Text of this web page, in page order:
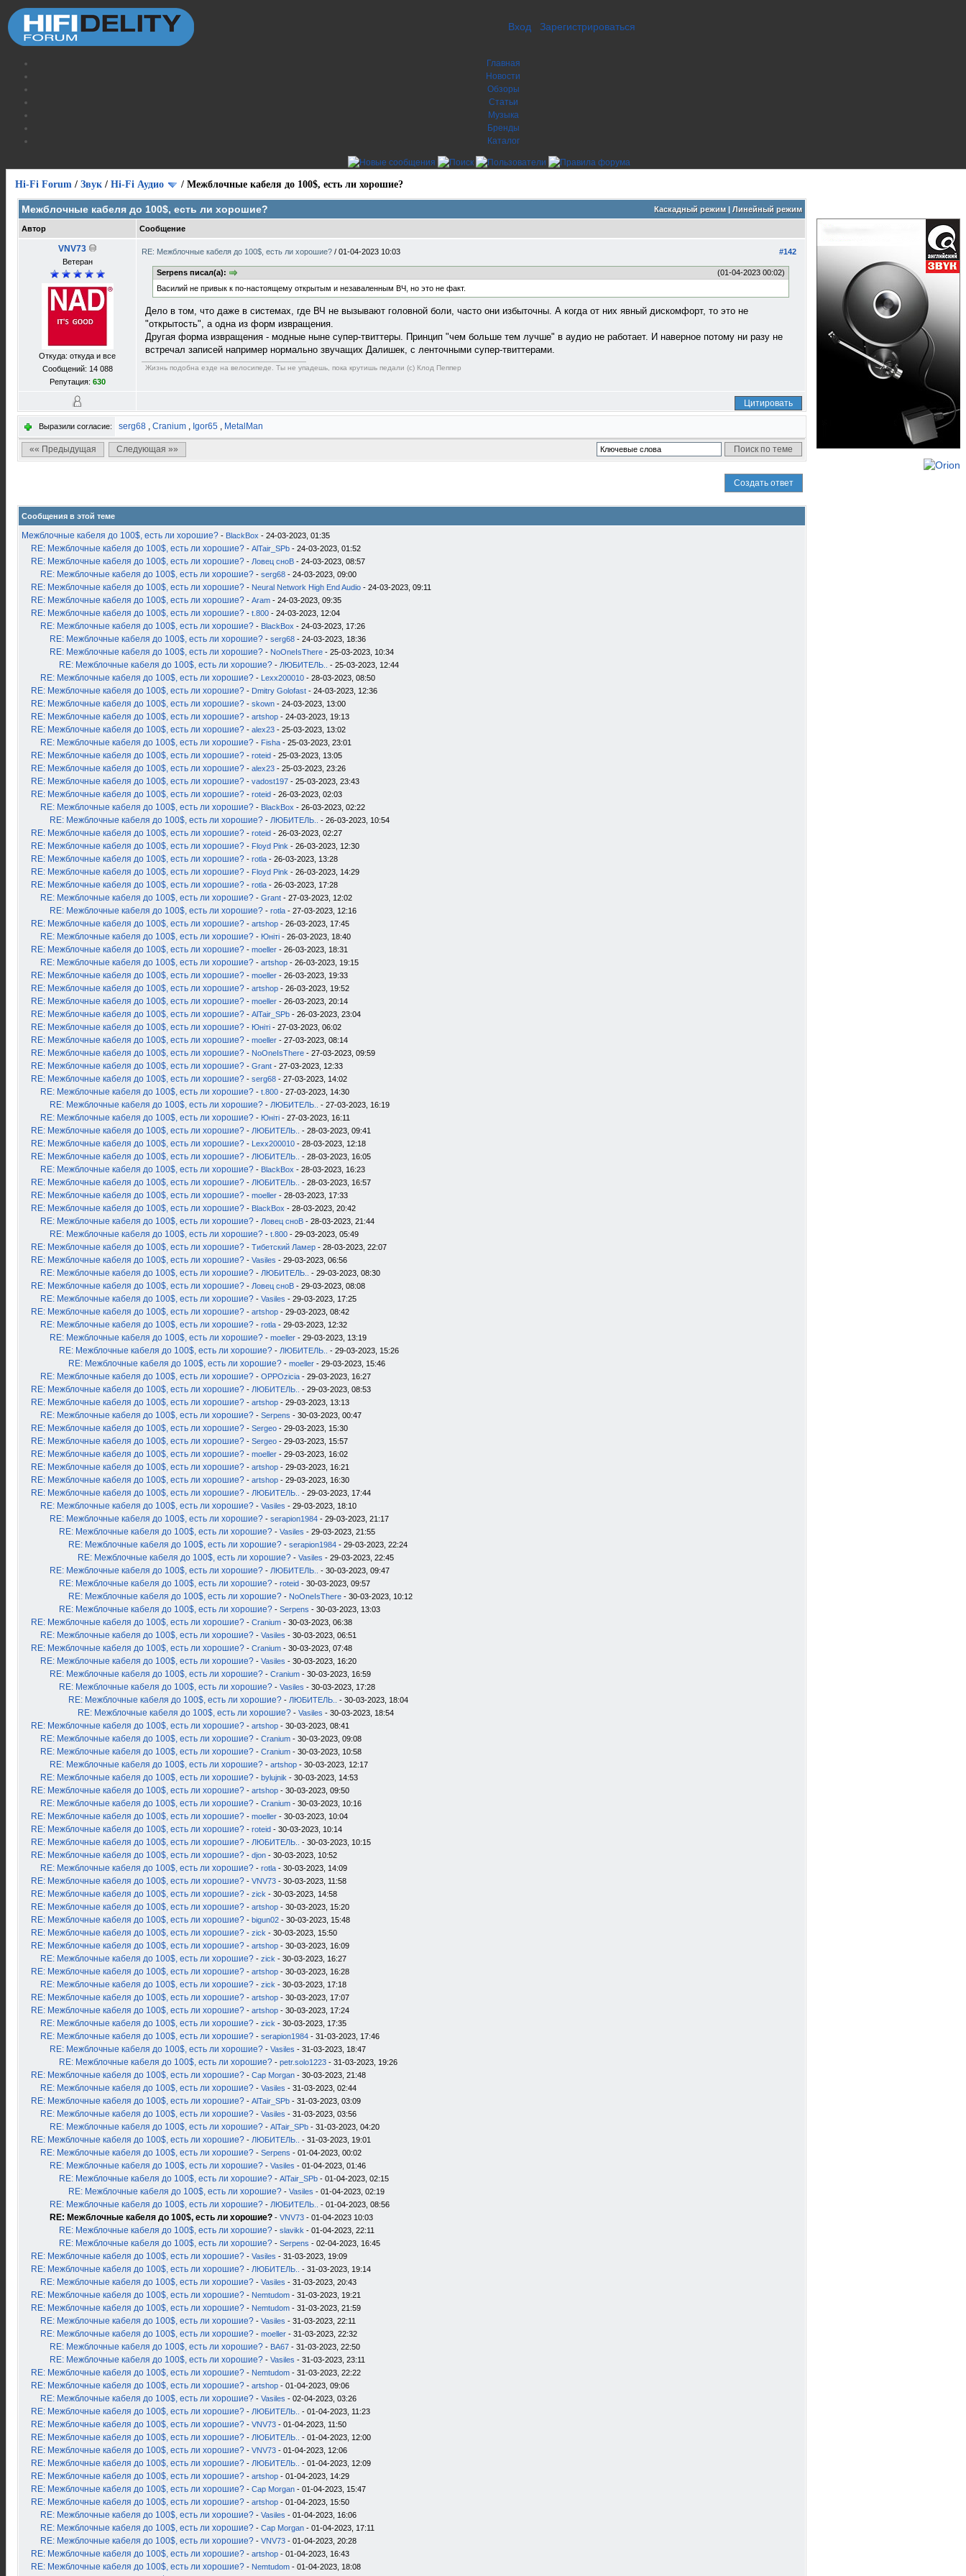
Вход Зарегистрироваться
Главная
Новости
Обзоры
Статьи
Музыка
Бренды
Каталог
Hi-Fi Forum / Звук / Hi-Fi Аудио / Межблочные кабеля до 100$, есть ли хорошие?
Каскадный режим| Линейный режим
Межблочные кабеля до 100$, есть ли хорошие?
Автор Сообщение
VNV73
Ветеран
Откуда: откуда и все
Сообщений: 14 088
Репутация: 630
#142
RE: Межблочные кабеля до 100$, есть ли хорошие? / 01-04-2023 10:03
(01-04-2023 00:02)
Serpens писал(а):
Василий не привык к по-настоящему открытым и незаваленным ВЧ, но это не факт.
Дело в том, что даже в системах, где ВЧ не вызывают головной боли, часто они избыточны. А когда от них явный дискомфорт, то это не
"открытость", а одна из форм извращения.
Другая форма извращения - модные ныне супер-твиттеры. Принцип "чем больше тем лучше" в аудио не работает. И наверное потому ни разу не
встречал записей например нормально звучащих Далишек, с ленточными супер-твиттерами.
Жизнь подобна езде на велосипеде. Ты не упадешь, пока крутишь педали (с) Клод Пеппер
Цитировать
Выразили согласие: serg68 , Cranium , Igor65 , MetalMan
«« Предыдущая Следующая »»
Создать ответ
Сообщения в этой теме
Межблочные кабеля до 100$, есть ли хорошие? - BlackBox - 24-03-2023, 01:35
RE: Межблочные кабеля до 100$, есть ли хорошие? - AlTair_SPb - 24-03-2023, 01:52
RE: Межблочные кабеля до 100$, есть ли хорошие? - Ловец сноВ - 24-03-2023, 08:57
RE: Межблочные кабеля до 100$, есть ли хорошие? - serg68 - 24-03-2023, 09:00
RE: Межблочные кабеля до 100$, есть ли хорошие? - Neural Network High End Audio - 24-03-2023, 09:11
RE: Межблочные кабеля до 100$, есть ли хорошие? - Aram - 24-03-2023, 09:35
RE: Межблочные кабеля до 100$, есть ли хорошие? - t.800 - 24-03-2023, 12:04
RE: Межблочные кабеля до 100$, есть ли хорошие? - BlackBox - 24-03-2023, 17:26
RE: Межблочные кабеля до 100$, есть ли хорошие? - serg68 - 24-03-2023, 18:36
RE: Межблочные кабеля до 100$, есть ли хорошие? - NoOneIsThere - 25-03-2023, 10:34
RE: Межблочные кабеля до 100$, есть ли хорошие? - ЛЮБИТЕЛЬ.. - 25-03-2023, 12:44
RE: Межблочные кабеля до 100$, есть ли хорошие? - Lexx200010 - 28-03-2023, 08:50
RE: Межблочные кабеля до 100$, есть ли хорошие? - Dmitry Golofast - 24-03-2023, 12:36
RE: Межблочные кабеля до 100$, есть ли хорошие? - skown - 24-03-2023, 13:00
RE: Межблочные кабеля до 100$, есть ли хорошие? - artshop - 24-03-2023, 19:13
RE: Межблочные кабеля до 100$, есть ли хорошие? - alex23 - 25-03-2023, 13:02
RE: Межблочные кабеля до 100$, есть ли хорошие? - Fisha - 25-03-2023, 23:01
RE: Межблочные кабеля до 100$, есть ли хорошие? - roteid - 25-03-2023, 13:05
RE: Межблочные кабеля до 100$, есть ли хорошие? - alex23 - 25-03-2023, 23:26
RE: Межблочные кабеля до 100$, есть ли хорошие? - vadost197 - 25-03-2023, 23:43
RE: Межблочные кабеля до 100$, есть ли хорошие? - roteid - 26-03-2023, 02:03
RE: Межблочные кабеля до 100$, есть ли хорошие? - BlackBox - 26-03-2023, 02:22
RE: Межблочные кабеля до 100$, есть ли хорошие? - ЛЮБИТЕЛЬ.. - 26-03-2023, 10:54
RE: Межблочные кабеля до 100$, есть ли хорошие? - roteid - 26-03-2023, 02:27
RE: Межблочные кабеля до 100$, есть ли хорошие? - Floyd Pink - 26-03-2023, 12:30
RE: Межблочные кабеля до 100$, есть ли хорошие? - rotla - 26-03-2023, 13:28
RE: Межблочные кабеля до 100$, есть ли хорошие? - Floyd Pink - 26-03-2023, 14:29
RE: Межблочные кабеля до 100$, есть ли хорошие? - rotla - 26-03-2023, 17:28
RE: Межблочные кабеля до 100$, есть ли хорошие? - Grant - 27-03-2023, 12:02
RE: Межблочные кабеля до 100$, есть ли хорошие? - rotla - 27-03-2023, 12:16
RE: Межблочные кабеля до 100$, есть ли хорошие? - artshop - 26-03-2023, 17:45
RE: Межблочные кабеля до 100$, есть ли хорошие? - Юнiтi - 26-03-2023, 18:40
RE: Межблочные кабеля до 100$, есть ли хорошие? - moeller - 26-03-2023, 18:31
RE: Межблочные кабеля до 100$, есть ли хорошие? - artshop - 26-03-2023, 19:15
RE: Межблочные кабеля до 100$, есть ли хорошие? - moeller - 26-03-2023, 19:33
RE: Межблочные кабеля до 100$, есть ли хорошие? - artshop - 26-03-2023, 19:52
RE: Межблочные кабеля до 100$, есть ли хорошие? - moeller - 26-03-2023, 20:14
RE: Межблочные кабеля до 100$, есть ли хорошие? - AlTair_SPb - 26-03-2023, 23:04
RE: Межблочные кабеля до 100$, есть ли хорошие? - Юнiтi - 27-03-2023, 06:02
RE: Межблочные кабеля до 100$, есть ли хорошие? - moeller - 27-03-2023, 08:14
RE: Межблочные кабеля до 100$, есть ли хорошие? - NoOneIsThere - 27-03-2023, 09:59
RE: Межблочные кабеля до 100$, есть ли хорошие? - Grant - 27-03-2023, 12:33
RE: Межблочные кабеля до 100$, есть ли хорошие? - serg68 - 27-03-2023, 14:02
RE: Межблочные кабеля до 100$, есть ли хорошие? - t.800 - 27-03-2023, 14:30
RE: Межблочные кабеля до 100$, есть ли хорошие? - ЛЮБИТЕЛЬ.. - 27-03-2023, 16:19
RE: Межблочные кабеля до 100$, есть ли хорошие? - Юнiтi - 27-03-2023, 16:11
RE: Межблочные кабеля до 100$, есть ли хорошие? - ЛЮБИТЕЛЬ.. - 28-03-2023, 09:41
RE: Межблочные кабеля до 100$, есть ли хорошие? - Lexx200010 - 28-03-2023, 12:18
RE: Межблочные кабеля до 100$, есть ли хорошие? - ЛЮБИТЕЛЬ.. - 28-03-2023, 16:05
RE: Межблочные кабеля до 100$, есть ли хорошие? - BlackBox - 28-03-2023, 16:23
RE: Межблочные кабеля до 100$, есть ли хорошие? - ЛЮБИТЕЛЬ.. - 28-03-2023, 16:57
RE: Межблочные кабеля до 100$, есть ли хорошие? - moeller - 28-03-2023, 17:33
RE: Межблочные кабеля до 100$, есть ли хорошие? - BlackBox - 28-03-2023, 20:42
RE: Межблочные кабеля до 100$, есть ли хорошие? - Ловец сноВ - 28-03-2023, 21:44
RE: Межблочные кабеля до 100$, есть ли хорошие? - t.800 - 29-03-2023, 05:49
RE: Межблочные кабеля до 100$, есть ли хорошие? - Тибетский Ламер - 28-03-2023, 22:07
RE: Межблочные кабеля до 100$, есть ли хорошие? - Vasiles - 29-03-2023, 06:56
RE: Межблочные кабеля до 100$, есть ли хорошие? - ЛЮБИТЕЛЬ.. - 29-03-2023, 08:30
RE: Межблочные кабеля до 100$, есть ли хорошие? - Ловец сноВ - 29-03-2023, 08:08
RE: Межблочные кабеля до 100$, есть ли хорошие? - Vasiles - 29-03-2023, 17:25
RE: Межблочные кабеля до 100$, есть ли хорошие? - artshop - 29-03-2023, 08:42
RE: Межблочные кабеля до 100$, есть ли хорошие? - rotla - 29-03-2023, 12:32
RE: Межблочные кабеля до 100$, есть ли хорошие? - moeller - 29-03-2023, 13:19
RE: Межблочные кабеля до 100$, есть ли хорошие? - ЛЮБИТЕЛЬ.. - 29-03-2023, 15:26
RE: Межблочные кабеля до 100$, есть ли хорошие? - moeller - 29-03-2023, 15:46
RE: Межблочные кабеля до 100$, есть ли хорошие? - OPPOzicia - 29-03-2023, 16:27
RE: Межблочные кабеля до 100$, есть ли хорошие? - ЛЮБИТЕЛЬ.. - 29-03-2023, 08:53
RE: Межблочные кабеля до 100$, есть ли хорошие? - artshop - 29-03-2023, 13:13
RE: Межблочные кабеля до 100$, есть ли хорошие? - Serpens - 30-03-2023, 00:47
RE: Межблочные кабеля до 100$, есть ли хорошие? - Sergeo - 29-03-2023, 15:30
RE: Межблочные кабеля до 100$, есть ли хорошие? - Sergeo - 29-03-2023, 15:57
RE: Межблочные кабеля до 100$, есть ли хорошие? - moeller - 29-03-2023, 16:02
RE: Межблочные кабеля до 100$, есть ли хорошие? - artshop - 29-03-2023, 16:21
RE: Межблочные кабеля до 100$, есть ли хорошие? - artshop - 29-03-2023, 16:30
RE: Межблочные кабеля до 100$, есть ли хорошие? - ЛЮБИТЕЛЬ.. - 29-03-2023, 17:44
RE: Межблочные кабеля до 100$, есть ли хорошие? - Vasiles - 29-03-2023, 18:10
RE: Межблочные кабеля до 100$, есть ли хорошие? - serapion1984 - 29-03-2023, 21:17
RE: Межблочные кабеля до 100$, есть ли хорошие? - Vasiles - 29-03-2023, 21:55
RE: Межблочные кабеля до 100$, есть ли хорошие? - serapion1984 - 29-03-2023, 22:24
RE: Межблочные кабеля до 100$, есть ли хорошие? - Vasiles - 29-03-2023, 22:45
RE: Межблочные кабеля до 100$, есть ли хорошие? - ЛЮБИТЕЛЬ.. - 30-03-2023, 09:47
RE: Межблочные кабеля до 100$, есть ли хорошие? - roteid - 30-03-2023, 09:57
RE: Межблочные кабеля до 100$, есть ли хорошие? - NoOneIsThere - 30-03-2023, 10:12
RE: Межблочные кабеля до 100$, есть ли хорошие? - Serpens - 30-03-2023, 13:03
RE: Межблочные кабеля до 100$, есть ли хорошие? - Cranium - 30-03-2023, 06:38
RE: Межблочные кабеля до 100$, есть ли хорошие? - Vasiles - 30-03-2023, 06:51
RE: Межблочные кабеля до 100$, есть ли хорошие? - Cranium - 30-03-2023, 07:48
RE: Межблочные кабеля до 100$, есть ли хорошие? - Vasiles - 30-03-2023, 16:20
RE: Межблочные кабеля до 100$, есть ли хорошие? - Cranium - 30-03-2023, 16:59
RE: Межблочные кабеля до 100$, есть ли хорошие? - Vasiles - 30-03-2023, 17:28
RE: Межблочные кабеля до 100$, есть ли хорошие? - ЛЮБИТЕЛЬ.. - 30-03-2023, 18:04
RE: Межблочные кабеля до 100$, есть ли хорошие? - Vasiles - 30-03-2023, 18:54
RE: Межблочные кабеля до 100$, есть ли хорошие? - artshop - 30-03-2023, 08:41
RE: Межблочные кабеля до 100$, есть ли хорошие? - Cranium - 30-03-2023, 09:08
RE: Межблочные кабеля до 100$, есть ли хорошие? - Cranium - 30-03-2023, 10:58
RE: Межблочные кабеля до 100$, есть ли хорошие? - artshop - 30-03-2023, 12:17
RE: Межблочные кабеля до 100$, есть ли хорошие? - bylujnik - 30-03-2023, 14:53
RE: Межблочные кабеля до 100$, есть ли хорошие? - artshop - 30-03-2023, 09:50
RE: Межблочные кабеля до 100$, есть ли хорошие? - Cranium - 30-03-2023, 10:16
RE: Межблочные кабеля до 100$, есть ли хорошие? - moeller - 30-03-2023, 10:04
RE: Межблочные кабеля до 100$, есть ли хорошие? - roteid - 30-03-2023, 10:14
RE: Межблочные кабеля до 100$, есть ли хорошие? - ЛЮБИТЕЛЬ.. - 30-03-2023, 10:15
RE: Межблочные кабеля до 100$, есть ли хорошие? - djon - 30-03-2023, 10:52
RE: Межблочные кабеля до 100$, есть ли хорошие? - rotla - 30-03-2023, 14:09
RE: Межблочные кабеля до 100$, есть ли хорошие? - VNV73 - 30-03-2023, 11:58
RE: Межблочные кабеля до 100$, есть ли хорошие? - zick - 30-03-2023, 14:58
RE: Межблочные кабеля до 100$, есть ли хорошие? - artshop - 30-03-2023, 15:20
RE: Межблочные кабеля до 100$, есть ли хорошие? - bigun02 - 30-03-2023, 15:48
RE: Межблочные кабеля до 100$, есть ли хорошие? - zick - 30-03-2023, 15:50
RE: Межблочные кабеля до 100$, есть ли хорошие? - artshop - 30-03-2023, 16:09
RE: Межблочные кабеля до 100$, есть ли хорошие? - zick - 30-03-2023, 16:27
RE: Межблочные кабеля до 100$, есть ли хорошие? - artshop - 30-03-2023, 16:28
RE: Межблочные кабеля до 100$, есть ли хорошие? - zick - 30-03-2023, 17:18
RE: Межблочные кабеля до 100$, есть ли хорошие? - artshop - 30-03-2023, 17:07
RE: Межблочные кабеля до 100$, есть ли хорошие? - artshop - 30-03-2023, 17:24
RE: Межблочные кабеля до 100$, есть ли хорошие? - zick - 30-03-2023, 17:35
RE: Межблочные кабеля до 100$, есть ли хорошие? - serapion1984 - 31-03-2023, 17:46
RE: Межблочные кабеля до 100$, есть ли хорошие? - Vasiles - 31-03-2023, 18:47
RE: Межблочные кабеля до 100$, есть ли хорошие? - petr.solo1223 - 31-03-2023, 19:26
RE: Межблочные кабеля до 100$, есть ли хорошие? - Cap Morgan - 30-03-2023, 21:48
RE: Межблочные кабеля до 100$, есть ли хорошие? - Vasiles - 31-03-2023, 02:44
RE: Межблочные кабеля до 100$, есть ли хорошие? - AlTair_SPb - 31-03-2023, 03:09
RE: Межблочные кабеля до 100$, есть ли хорошие? - Vasiles - 31-03-2023, 03:56
RE: Межблочные кабеля до 100$, есть ли хорошие? - AlTair_SPb - 31-03-2023, 04:20
RE: Межблочные кабеля до 100$, есть ли хорошие? - ЛЮБИТЕЛЬ.. - 31-03-2023, 19:01
RE: Межблочные кабеля до 100$, есть ли хорошие? - Serpens - 01-04-2023, 00:02
RE: Межблочные кабеля до 100$, есть ли хорошие? - Vasiles - 01-04-2023, 01:46
RE: Межблочные кабеля до 100$, есть ли хорошие? - AlTair_SPb - 01-04-2023, 02:15
RE: Межблочные кабеля до 100$, есть ли хорошие? - Vasiles - 01-04-2023, 02:19
RE: Межблочные кабеля до 100$, есть ли хорошие? - ЛЮБИТЕЛЬ.. - 01-04-2023, 08:56
RE: Межблочные кабеля до 100$, есть ли хорошие? - VNV73 - 01-04-2023 10:03
RE: Межблочные кабеля до 100$, есть ли хорошие? - slavikk - 01-04-2023, 22:11
RE: Межблочные кабеля до 100$, есть ли хорошие? - Serpens - 02-04-2023, 16:45
RE: Межблочные кабеля до 100$, есть ли хорошие? - Vasiles - 31-03-2023, 19:09
RE: Межблочные кабеля до 100$, есть ли хорошие? - ЛЮБИТЕЛЬ.. - 31-03-2023, 19:14
RE: Межблочные кабеля до 100$, есть ли хорошие? - Vasiles - 31-03-2023, 20:43
RE: Межблочные кабеля до 100$, есть ли хорошие? - Nemtudom - 31-03-2023, 19:21
RE: Межблочные кабеля до 100$, есть ли хорошие? - Nemtudom - 31-03-2023, 21:59
RE: Межблочные кабеля до 100$, есть ли хорошие? - Vasiles - 31-03-2023, 22:11
RE: Межблочные кабеля до 100$, есть ли хорошие? - moeller - 31-03-2023, 22:32
RE: Межблочные кабеля до 100$, есть ли хорошие? - ВА67 - 31-03-2023, 22:50
RE: Межблочные кабеля до 100$, есть ли хорошие? - Vasiles - 31-03-2023, 23:11
RE: Межблочные кабеля до 100$, есть ли хорошие? - Nemtudom - 31-03-2023, 22:22
RE: Межблочные кабеля до 100$, есть ли хорошие? - artshop - 01-04-2023, 09:06
RE: Межблочные кабеля до 100$, есть ли хорошие? - Vasiles - 02-04-2023, 03:26
RE: Межблочные кабеля до 100$, есть ли хорошие? - ЛЮБИТЕЛЬ.. - 01-04-2023, 11:23
RE: Межблочные кабеля до 100$, есть ли хорошие? - VNV73 - 01-04-2023, 11:50
RE: Межблочные кабеля до 100$, есть ли хорошие? - ЛЮБИТЕЛЬ.. - 01-04-2023, 12:00
RE: Межблочные кабеля до 100$, есть ли хорошие? - VNV73 - 01-04-2023, 12:06
RE: Межблочные кабеля до 100$, есть ли хорошие? - ЛЮБИТЕЛЬ.. - 01-04-2023, 12:09
RE: Межблочные кабеля до 100$, есть ли хорошие? - artshop - 01-04-2023, 14:29
RE: Межблочные кабеля до 100$, есть ли хорошие? - Cap Morgan - 01-04-2023, 15:47
RE: Межблочные кабеля до 100$, есть ли хорошие? - artshop - 01-04-2023, 15:50
RE: Межблочные кабеля до 100$, есть ли хорошие? - Vasiles - 01-04-2023, 16:06
RE: Межблочные кабеля до 100$, есть ли хорошие? - Cap Morgan - 01-04-2023, 17:11
RE: Межблочные кабеля до 100$, есть ли хорошие? - VNV73 - 01-04-2023, 20:28
RE: Межблочные кабеля до 100$, есть ли хорошие? - artshop - 01-04-2023, 16:43
RE: Межблочные кабеля до 100$, есть ли хорошие? - Nemtudom - 01-04-2023, 18:08